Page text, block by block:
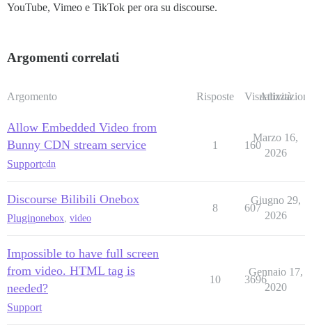
YouTube, Vimeo e TikTok per ora su discourse.
Argomenti correlati
Argomento Risposte Visualizzazioni
Attività
Allow Embedded Video from
Bunny CDN stream service
Supportcdn
1 160
Marzo 16,
2026
Discourse Bilibili Onebox
Pluginonebox, video
8 607
Giugno 29,
2026
Impossible to have full screen
from video. HTML tag is
needed?
Support
10 3696
Gennaio 17,
2020